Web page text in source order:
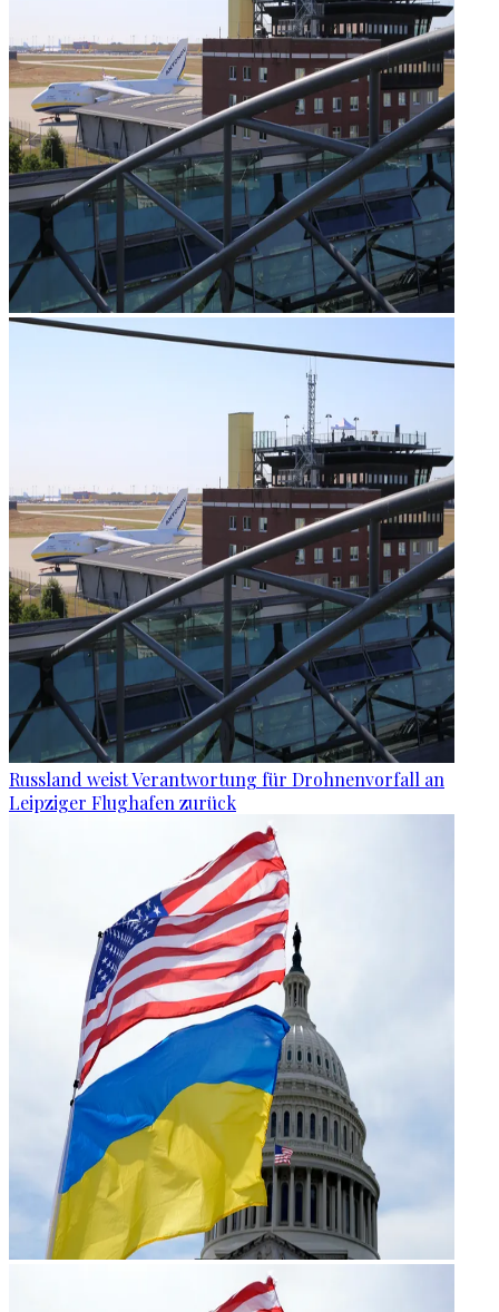
Russland weist Verantwortung für Drohnenvorfall an
Leipziger Flughafen zurück